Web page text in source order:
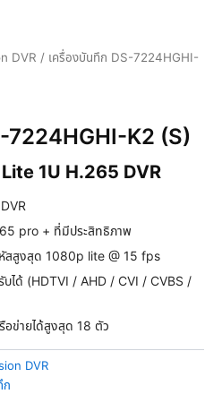
DVR / เครื่องบันทึก DS-7224HGHI-
7224HGHI-K2 (S)
1U H.265 DVR
pro + ที่มีประสิทธิภาพ
หัสสูงสุด 1080p lite @ 15 fps
ด้ (HDTVI / AHD / CVI / CVBS /
อข่ายได้สูงสุด 18 ตัว
DVR
ก